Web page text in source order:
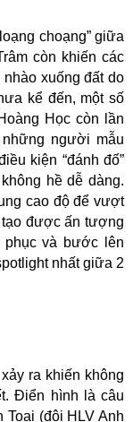
choạng” giữa
còn khiến các
xuống đất do
kể đến, một số
Học còn lần
người mẫu
kiện “đánh đố”
hề dễ dàng.
cao độ để vượt
được ấn tượng
phục và bước lên
nhất giữa 2
ra khiến không
Điển hình là câu
Toại (đội HLV Anh